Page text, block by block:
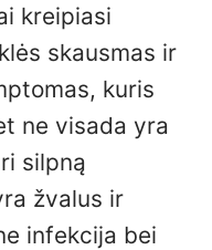
kreipiasi
skausmas ir
kuris
ne visada yra
silpną
žvalus ir
infekcija bei